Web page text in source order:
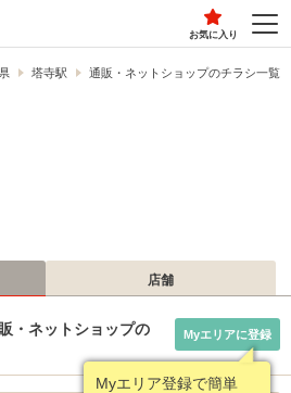
お気に入り
塔寺駅 通販・ネットショップのチラシ一覧
店舗
・ネットショップの
Myエリア登録で簡単
Myエリアに登録